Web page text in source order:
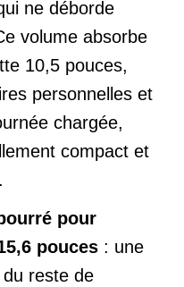
ne déborde
volume absorbe
10,5 pouces,
personnelles et
chargée,
compact et
pour
pouces : une
reste de